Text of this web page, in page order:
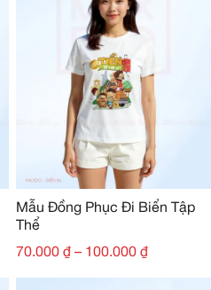
Mẫu Đồng Phục Đi Biển Tập
Thể
70.000 ₫ – 100.000 ₫